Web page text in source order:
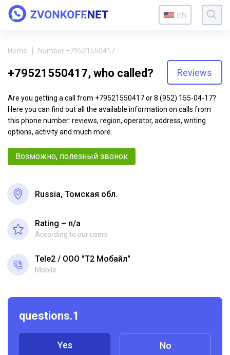
EN
Home Number +79521550417
+79521550417, who called? Reviews
Are you getting a call from +79521550417 or 8 (952) 155-04-17?
Here you can find out all the available information on calls from
this phone number: reviews, region, operator, address, writing
options, activity and much more.
Возможно, полезный звонок
Russia, Томская обл.
Rating – n/a
According to our users
Tele2 ООО "Т2 Мобайл"
Mobile
questions.1
Yes No